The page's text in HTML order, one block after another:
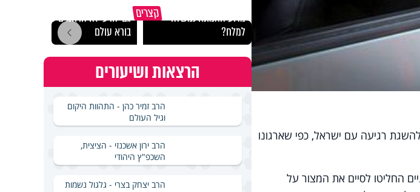
רגיעה עם ישראל, כפי שארגונו
החליטו לסיים את המצור על
קצרים
מדוע האמונה נמשלה
למלח?
גם ׳הרע׳ זה הרחמים של
בורא עולם
הרצאות ושיעורים
הרב זמיר כהן - התהוות היקום
וגיל העולם
הרב ירון אשכנזי - הציצית,
השכפ"ץ היהודי
הרב יצחק בצרי - גלגול נשמות